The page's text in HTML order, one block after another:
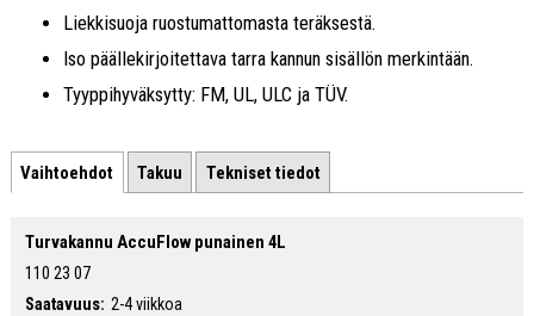
Liekkisuoja ruostumattomasta teräksestä.
Iso päällekirjoitettava tarra kannun sisällön merkintään.
Tyyppihyväksytty: FM, UL, ULC ja TÜV.
Vaihtoehdot Takuu Tekniset tiedot
Turvakannu AccuFlow punainen 4L
110 23 07
Saatavuus: 2-4 viikkoa